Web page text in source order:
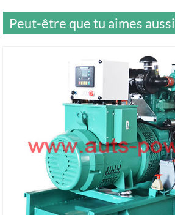
Peut-être que tu aimes aussi